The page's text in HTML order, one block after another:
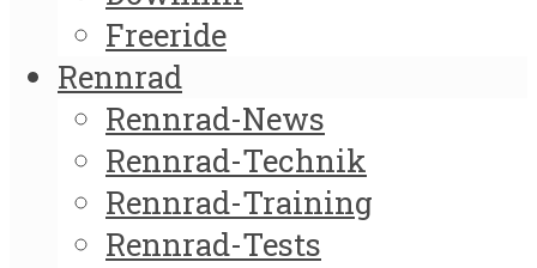
Freeride
Rennrad
Rennrad-News
Rennrad-Technik
Rennrad-Training
Rennrad-Tests